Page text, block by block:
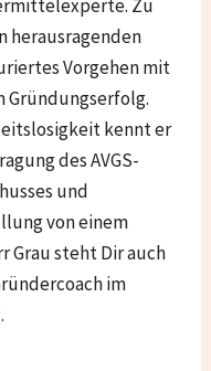
Zu
herausragenden
Vorgehen mit
Gründungserfolg.
kennt er
des AVGS-
und
von einem
Grau steht Dir auch
im